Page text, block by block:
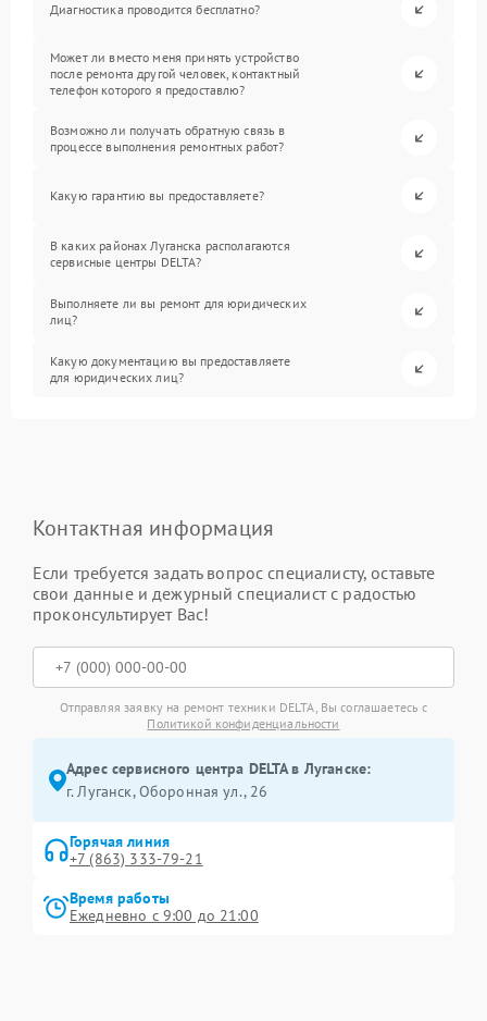
Диагностика проводится бесплатно?
Может ли вместо меня принять устройство
после ремонта другой человек, контактный
телефон которого я предоставлю?
Возможно ли получать обратную связь в
процессе выполнения ремонтных работ?
Какую гарантию вы предоставляете?
В каких районах Луганска располагаются
сервисные центры DELTA?
Выполняете ли вы ремонт для юридических
лиц?
Какую документацию вы предоставляете
для юридических лиц?
Контактная информация
Если требуется задать вопрос специалисту, оставьте
свои данные и дежурный специалист с радостью
проконсультирует Вас!
Отправляя заявку на ремонт техники DELTA, Вы соглашаетесь с
Политикой конфиденциальности
Адрес сервисного центра DELTA в Луганске:
г. Луганск, Оборонная ул., 26
Горячая линия
+7 (863) 333-79-21
Время работы
Ежедневно с 9:00 до 21:00